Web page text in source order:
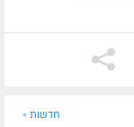
חדשות »